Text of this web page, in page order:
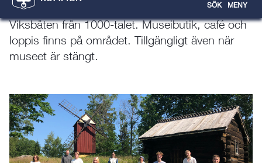
SÖK MENY
daterade från stenåldern och framåt, däribland
Viksbåten från 1000-talet. Museibutik, café och
loppis finns på området. Tillgängligt även när
museet är stängt.